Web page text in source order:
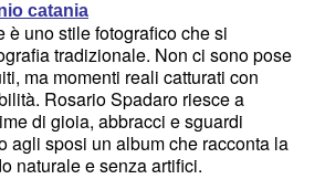
catania
è uno stile fotografico che si
tradizionale. Non ci sono pose
ma momenti reali catturati con
Rosario Spadaro riesce a
di gioia, abbracci e sguardi
agli sposi un album che racconta la
naturale e senza artifici.